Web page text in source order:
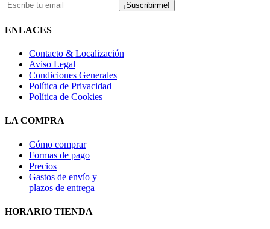
¡Suscribirme!
ENLACES
Contacto & Localización
Aviso Legal
Condiciones Generales
Política de Privacidad
Política de Cookies
LA COMPRA
Cómo comprar
Formas de pago
Precios
Gastos de envío y
plazos de entrega
HORARIO TIENDA